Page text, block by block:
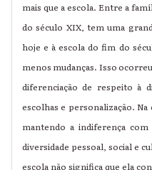
mais que a escola. Entre a
do século XIX, tem uma
hoje e à escola do fim do
menos mudanças. Isso
diferenciação de respeito à
escolhas e personalização.
mantendo a indiferença
diversidade pessoal, social e
escola não significa que ela